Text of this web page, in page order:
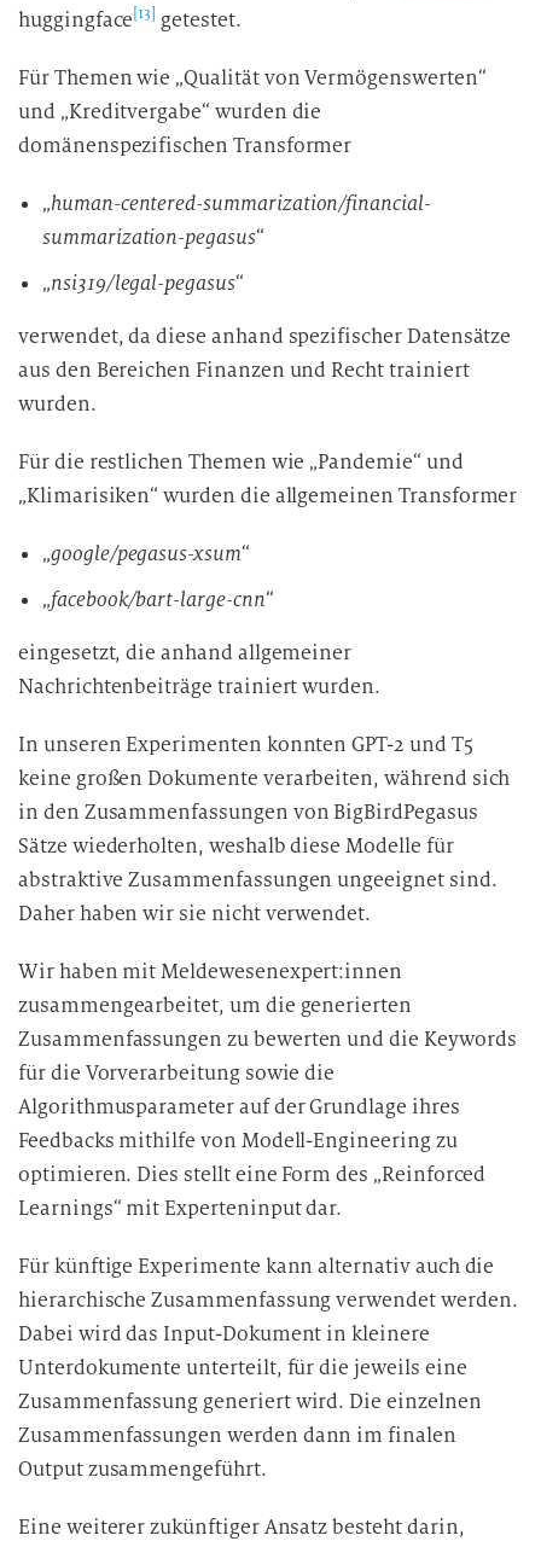
huggingface [13] getestet.
Für Themen wie „Qualität von Vermögenswerten“
und „Kreditvergabe“ wurden die
domänenspezifischen Transformer
„human-centered-summarization/financial-
summarization-pegasus“
„nsi319/legal-pegasus“
verwendet, da diese anhand spezifischer Datensätze
aus den Bereichen Finanzen und Recht trainiert
wurden.
Für die restlichen Themen wie „Pandemie“ und
„Klimarisiken“ wurden die allgemeinen Transformer
„google/pegasus-xsum“
„facebook/bart-large-cnn“
eingesetzt, die anhand allgemeiner
Nachrichtenbeiträge trainiert wurden.
In unseren Experimenten konnten GPT-2 und T5
keine großen Dokumente verarbeiten, während sich
in den Zusammenfassungen von BigBirdPegasus
Sätze wiederholten, weshalb diese Modelle für
abstraktive Zusammenfassungen ungeeignet sind.
Daher haben wir sie nicht verwendet.
Wir haben mit Meldewesenexpert:innen
zusammengearbeitet, um die generierten
Zusammenfassungen zu bewerten und die Keywords
für die Vorverarbeitung sowie die
Algorithmusparameter auf der Grundlage ihres
Feedbacks mithilfe von Modell-Engineering zu
optimieren. Dies stellt eine Form des „Reinforced
Learnings“ mit Experteninput dar.
Für künftige Experimente kann alternativ auch die
hierarchische Zusammenfassung verwendet werden.
Dabei wird das Input-Dokument in kleinere
Unterdokumente unterteilt, für die jeweils eine
Zusammenfassung generiert wird. Die einzelnen
Zusammenfassungen werden dann im finalen
Output zusammengeführt.
Eine weiterer zukünftiger Ansatz besteht darin,